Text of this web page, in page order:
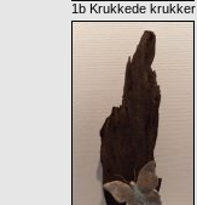
1b Krukkede krukker